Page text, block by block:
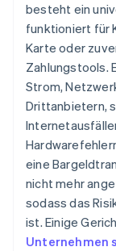
besteht ein
funktioniert für
Karte oder
Zahlungstools.
Strom,
Drittanbietern,
eine
nicht mehr
sodass das
ist. Einige
Unternehmen